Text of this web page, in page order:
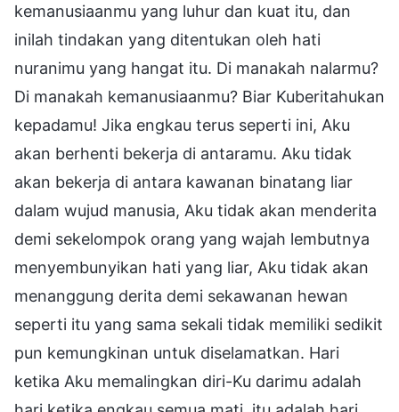
kemanusiaanmu yang luhur dan kuat itu, dan
inilah tindakan yang ditentukan oleh hati
nuranimu yang hangat itu. Di manakah nalarmu?
Di manakah kemanusiaanmu? Biar Kuberitahukan
kepadamu! Jika engkau terus seperti ini, Aku
akan berhenti bekerja di antaramu. Aku tidak
akan bekerja di antara kawanan binatang liar
dalam wujud manusia, Aku tidak akan menderita
demi sekelompok orang yang wajah lembutnya
menyembunyikan hati yang liar, Aku tidak akan
menanggung derita demi sekawanan hewan
seperti itu yang sama sekali tidak memiliki sedikit
pun kemungkinan untuk diselamatkan. Hari
ketika Aku memalingkan diri-Ku darimu adalah